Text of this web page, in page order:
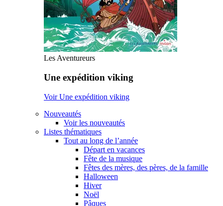
Les Aventureurs
Une expédition viking
Voir Une expédition viking
Nouveautés
Voir les nouveautés
Listes thématiques
Tout au long de l’année
Départ en vacances
Fête de la musique
Fêtes des mères, des pères, de la famille
Halloween
Hiver
Noël
Pâques